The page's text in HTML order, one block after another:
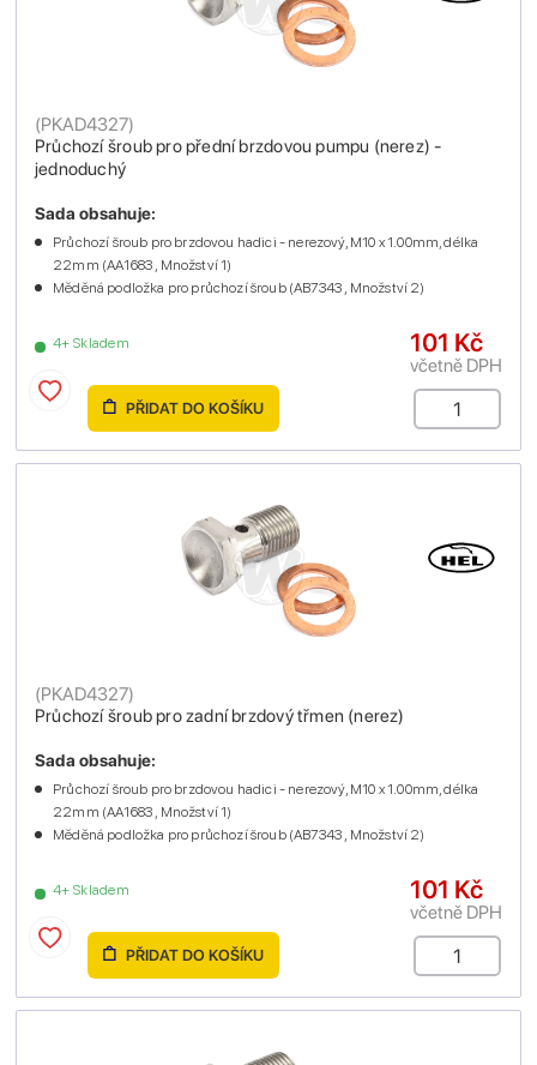
Průchozí šroub pro přední brzdovou pumpu (nerez) -
jednoduchý
(PKAD4327)
4+ Skladem
Sada obsahuje:
Průchozí šroub pro brzdovou hadici - nerezový, M10 x 1.00mm, délka
22mm (AA1683 , Množství 1)
Měděná podložka pro průchozí šroub (AB7343 , Množství 2)
101 Kč
včetně DPH
PŘIDAT DO KOŠÍKU
Průchozí šroub pro zadní brzdový třmen (nerez)
(PKAD4327)
4+ Skladem
Sada obsahuje:
Průchozí šroub pro brzdovou hadici - nerezový, M10 x 1.00mm, délka
22mm (AA1683 , Množství 1)
Měděná podložka pro průchozí šroub (AB7343 , Množství 2)
101 Kč
včetně DPH
PŘIDAT DO KOŠÍKU